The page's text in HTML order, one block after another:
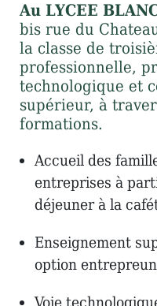
Au LYCEE
bis rue du
la classe de
professionnelle,
technologique et
supérieur, à
formations.
Accueil des
entreprises à
déjeuner à la
Enseignement
option
Voie